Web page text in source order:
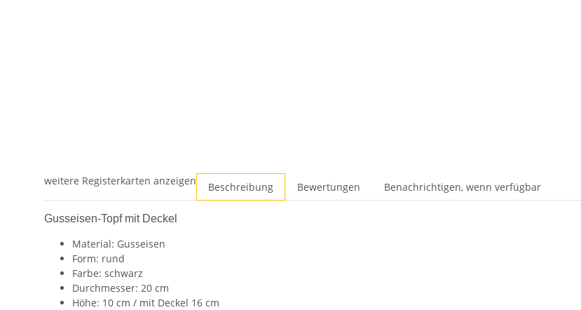
weitere Registerkarten anzeigen Beschreibung Bewertungen Benachrichtigen, wenn verfügbar
Gusseisen-Topf mit Deckel
Material: Gusseisen
Form: rund
Farbe: schwarz
Durchmesser: 20 cm
Höhe: 10 cm / mit Deckel 16 cm